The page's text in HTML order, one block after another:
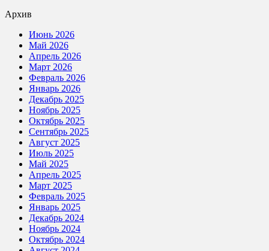
Архив
Июнь 2026
Май 2026
Апрель 2026
Март 2026
Февраль 2026
Январь 2026
Декабрь 2025
Ноябрь 2025
Октябрь 2025
Сентябрь 2025
Август 2025
Июль 2025
Май 2025
Апрель 2025
Март 2025
Февраль 2025
Январь 2025
Декабрь 2024
Ноябрь 2024
Октябрь 2024